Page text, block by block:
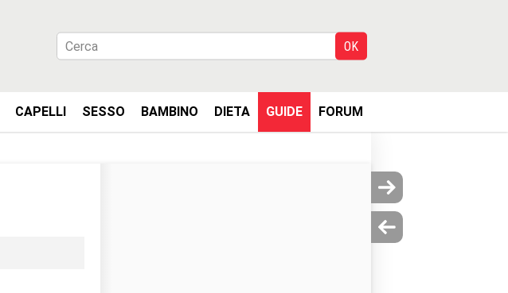
CAPELLI SESSO BAMBINO DIETA GUIDE FORUM